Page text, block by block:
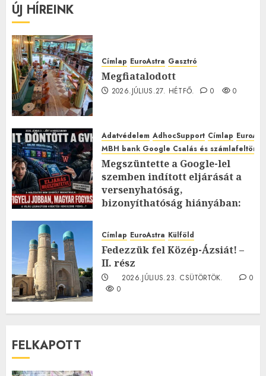
ÚJ HÍREINK
Címlap EuroAstra Gasztró
Megfiatalodott
2026.JÚLIUS.27. HÉTFŐ. 0 0
Adatvédelem AdhocSupport Címlap
MBH bank Google Csalás és
Megszüntette a Google-lel
szemben indított eljárását a
versenyhatóság,
bizonyíthatóság hiányában:
2026.JÚLIUS.23. CSÜTÖRTÖK.
0
Címlap EuroAstra Külföld
Fedezzük fel Közép-Ázsiát! –
II. rész
2026.JÚLIUS.23. CSÜTÖRTÖK.
0
0
FELKAPOTT